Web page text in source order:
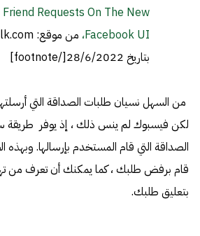
Requests On The New
Facebook UI،
بتاريخ 28/6/2022[/footnote]
من السهل نسيان طلبات الصداقة التي
لكن فيسبوك لم ينس ذلك ، إذ يوفر طريقة
الصداقة التي قام المستخدم بإرسالها.
قام برفض طلبك ، كما يمكنك أن تعرف من
بتعليق طلبك.